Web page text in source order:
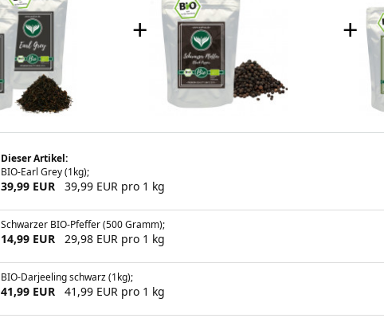
+ +
Dieser Artikel:
BIO-Earl Grey (1kg);
39,99 EUR 39,99 EUR pro 1 kg
Schwarzer BIO-Pfeffer (500 Gramm);
14,99 EUR 29,98 EUR pro 1 kg
BIO-Darjeeling schwarz (1kg);
41,99 EUR 41,99 EUR pro 1 kg